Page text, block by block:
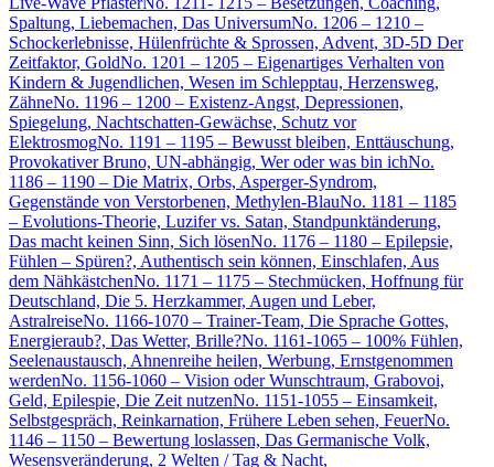
Spaltung, Liebemachen, Das UniversumNo. 1206 – 1210 –
Schockerlebnisse, Hülenfrüchte & Sprossen, Advent, 3D-5D Der
Zeitfaktor, GoldNo. 1201 – 1205 – Eigenartiges Verhalten von
Kindern & Jugendlichen, Wesen im Schlepptau, Herzensweg,
ZähneNo. 1196 – 1200 – Existenz-Angst, Depressionen,
Spiegelung, Nachtschatten-Gewächse, Schutz vor
ElektrosmogNo. 1191 – 1195 – Bewusst bleiben, Enttäuschung,
Provokativer Bruno, UN-abhängig, Wer oder was bin ichNo.
1186 – 1190 – Die Matrix, Orbs, Asperger-Syndrom,
Gegenstände von Verstorbenen, Methylen-BlauNo. 1181 – 1185
– Evolutions-Theorie, Luzifer vs. Satan, Standpunktänderung,
Das macht keinen Sinn, Sich lösenNo. 1176 – 1180 – Epilepsie,
Fühlen – Spüren?, Authentisch sein können, Einschlafen, Aus
dem NähkästchenNo. 1171 – 1175 – Stechmücken, Hoffnung für
Deutschland, Die 5. Herzkammer, Augen und Leber,
AstralreiseNo. 1166-1070 – Trainer-Team, Die Sprache Gottes,
Energieraub?, Das Wetter, Brille?No. 1161-1065 – 100% Fühlen,
Seelenaustausch, Ahnenreihe heilen, Werbung, Ernstgenommen
werdenNo. 1156-1060 – Vision oder Wunschtraum, Grabovoi,
Geld, Epilespie, Die Zeit nutzenNo. 1151-1055 – Einsamkeit,
Selbstgespräch, Reinkarnation, Frühere Leben sehen, FeuerNo.
1146 – 1150 – Bewertung loslassen, Das Germanische Volk,
Wesensveränderung, 2 Welten / Tag & Nacht,